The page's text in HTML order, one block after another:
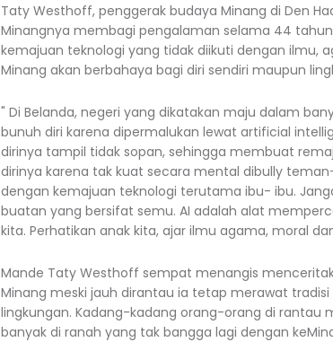
Taty Westhoff, penggerak budaya Minang di Den
Minangnya membagi pengalaman selama 44
kemajuan teknologi yang tidak diikuti dengan ilmu,
Minang akan berbahaya bagi diri sendiri maupun
" Di Belanda, negeri yang dikatakan maju dalam
bunuh diri karena dipermalukan lewat artificial
dirinya tampil tidak sopan, sehingga membuat
dirinya karena tak kuat secara mental dibully
dengan kemajuan teknologi terutama ibu- ibu.
buatan yang bersifat semu. AI adalah alat
kita. Perhatikan anak kita, ajar ilmu agama, moral
Mande Taty Westhoff sempat menangis
Minang meski jauh dirantau ia tetap merawat
lingkungan. Kadang-kadang orang-orang di rantau
banyak di ranah yang tak bangga lagi dengan